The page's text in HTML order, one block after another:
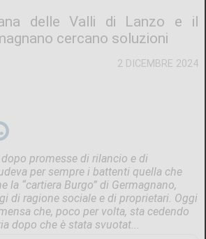
2 DICEMBRE 2024
delle Valli di Lanzo e il
cercano soluzioni
promesse di rilancio e di
per sempre i battenti quella che
la “cartiera Burgo” di Germagnano,
di ragione sociale e di proprietari. Oggi
che, poco per volta, sta cedendo
dopo che è stata svuotat...